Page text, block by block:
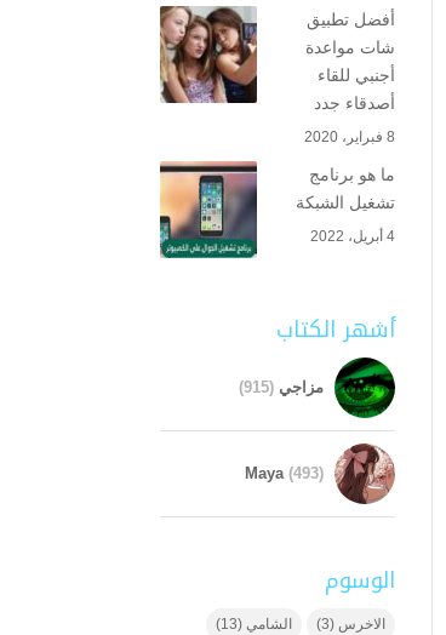
أفضل تطبيق
شات مواعدة
أجنبي للقاء
أصدقاء جدد
8 فبراير، 2020
ما هو برنامج
تشغيل الشبكة
4 أبريل، 2022
أشهر الكتاب
مزاجي (915)
Maya (493)
الوسوم
الاخرس (3) الشامي (13)